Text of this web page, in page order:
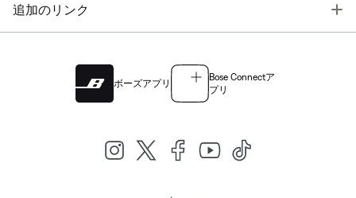
追加のリンク
ボーズアプリ
Bose Connectア
プリ